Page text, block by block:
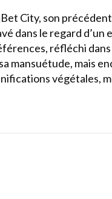
City, son
dans le regard
réfléchi dans
mansuétude, mais
végétales,